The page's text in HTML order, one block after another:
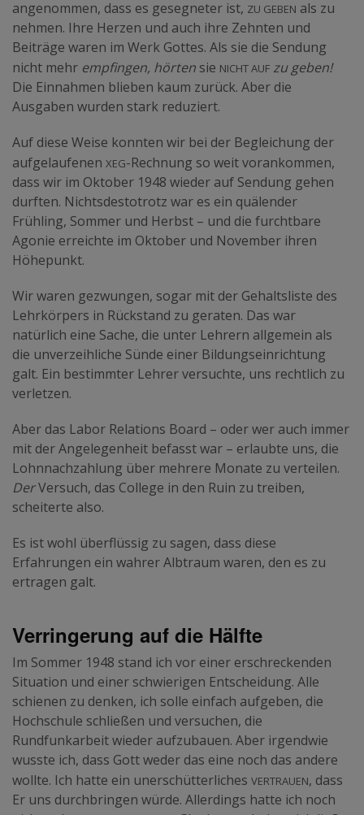
angenommen, dass es gesegneter ist, zu geben als zu
nehmen. Ihre Herzen und auch ihre Zehnten und
Beiträge waren im Werk Gottes. Als sie die Sendung
nicht mehr empfingen, hörten sie nicht auf zu geben!
Die Einnahmen blieben kaum zurück. Aber die
Ausgaben wurden stark reduziert.
Auf diese Weise konnten wir bei der Begleichung der
aufgelaufenen xeg-Rechnung so weit vorankommen,
dass wir im Oktober 1948 wieder auf Sendung gehen
durften. Nichtsdestotrotz war es ein quälender
Frühling, Sommer und Herbst – und die furchtbare
Agonie erreichte im Oktober und November ihren
Höhepunkt.
Wir waren gezwungen, sogar mit der Gehaltsliste des
Lehrkörpers in Rückstand zu geraten. Das war
natürlich eine Sache, die unter Lehrern allgemein als
die unverzeihliche Sünde einer Bildungseinrichtung
galt. Ein bestimmter Lehrer versuchte, uns rechtlich zu
verletzen.
Aber das Labor Relations Board – oder wer auch immer
mit der Angelegenheit befasst war – erlaubte uns, die
Lohnnachzahlung über mehrere Monate zu verteilen.
DerVersuch, das College in den Ruin zu treiben,
scheiterte also.
Es ist wohl überflüssig zu sagen, dass diese
Erfahrungen ein wahrer Albtraum waren, den es zu
ertragen galt.
Verringerung auf die Hälfte
Im Sommer 1948 stand ich vor einer erschreckenden
Situation und einer schwierigen Entscheidung. Alle
schienen zu denken, ich solle einfach aufgeben, die
Hochschule schließen und versuchen, die
Rundfunkarbeit wieder aufzubauen. Aber irgendwie
wusste ich, dass Gott weder das eine noch das andere
wollte. Ich hatte ein unerschütterliches Vertrauen, dass
Er uns durchbringen würde. Allerdings hatte ich noch